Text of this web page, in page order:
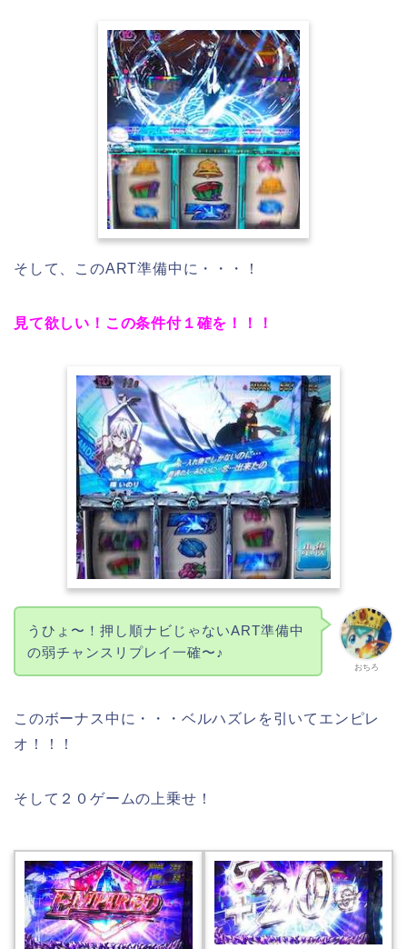
そして、このART準備中に・・・！
見て欲しい！この条件付１確を！！！
おちろ
うひょ〜！押し順ナビじゃないART準備中
の弱チャンスリプレイ一確〜♪
このボーナス中に・・・ベルハズレを引いてエンピレ
オ！！！
そして２０ゲームの上乗せ！